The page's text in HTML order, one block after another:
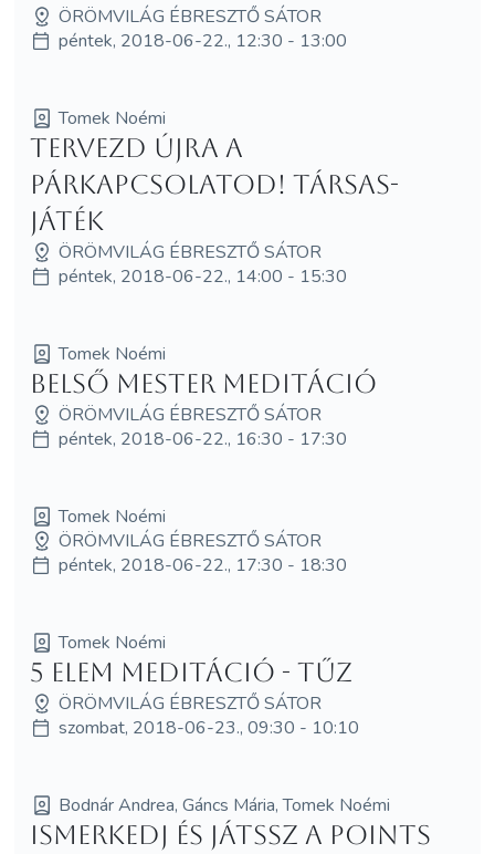
ÖRÖMVILÁG ÉBRESZTŐ SÁTOR
péntek, 2018-06-22., 12:30 - 13:00
Tomek Noémi
Tervezd újra a
párkapcsolatod! Társas-
játék
ÖRÖMVILÁG ÉBRESZTŐ SÁTOR
péntek, 2018-06-22., 14:00 - 15:30
Tomek Noémi
Belső mester meditáció
ÖRÖMVILÁG ÉBRESZTŐ SÁTOR
péntek, 2018-06-22., 16:30 - 17:30
Tomek Noémi
ÖRÖMVILÁG ÉBRESZTŐ SÁTOR
péntek, 2018-06-22., 17:30 - 18:30
Tomek Noémi
5 elem meditáció - Tűz
ÖRÖMVILÁG ÉBRESZTŐ SÁTOR
szombat, 2018-06-23., 09:30 - 10:10
Bodnár Andrea, Gáncs Mária, Tomek Noémi
Ismerkedj és játssz a Points